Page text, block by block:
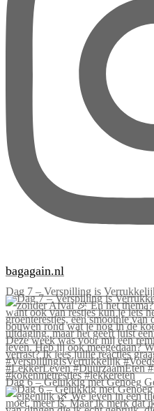
bagagain.nl
Dag 7 – Verspilling is
Dag 6 – Gelukkig met Genoeg